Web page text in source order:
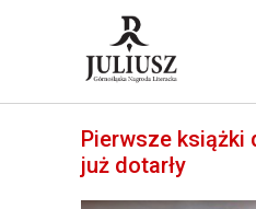
Pierwsze książki
już dotarły